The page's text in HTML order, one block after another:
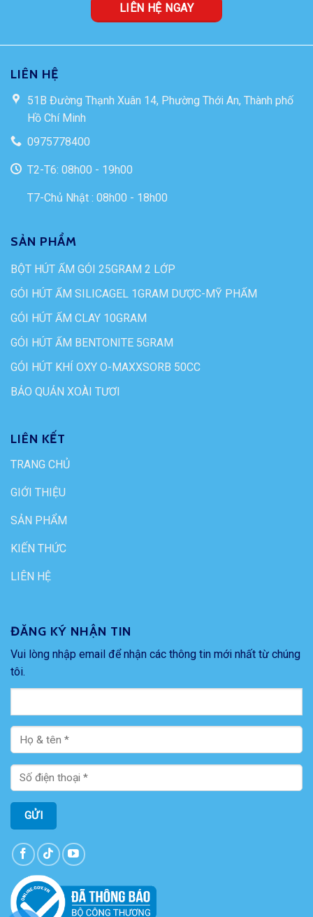
LIÊN HỆ NGAY
LIÊN HỆ
51B Đường Thạnh Xuân 14, Phường Thới An, Thành phố
Hồ Chí Minh
0975778400
T2-T6: 08h00 - 19h00
T7-Chủ Nhật : 08h00 - 18h00
SẢN PHẨM
BỘT HÚT ẨM GÓI 25GRAM 2 LỚP
GÓI HÚT ẨM SILICAGEL 1GRAM DƯỢC-MỸ PHẨM
GÓI HÚT ẨM CLAY 10GRAM
GÓI HÚT ẨM BENTONITE 5GRAM
GÓI HÚT KHÍ OXY O-MAXXSORB 50CC
BẢO QUẢN XOÀI TƯƠI
LIÊN KẾT
TRANG CHỦ
GIỚI THIỆU
SẢN PHẨM
KIẾN THỨC
LIÊN HỆ
ĐĂNG KÝ NHẬN TIN
Vui lòng nhập email để nhận các thông tin mới nhất từ chúng
tôi.